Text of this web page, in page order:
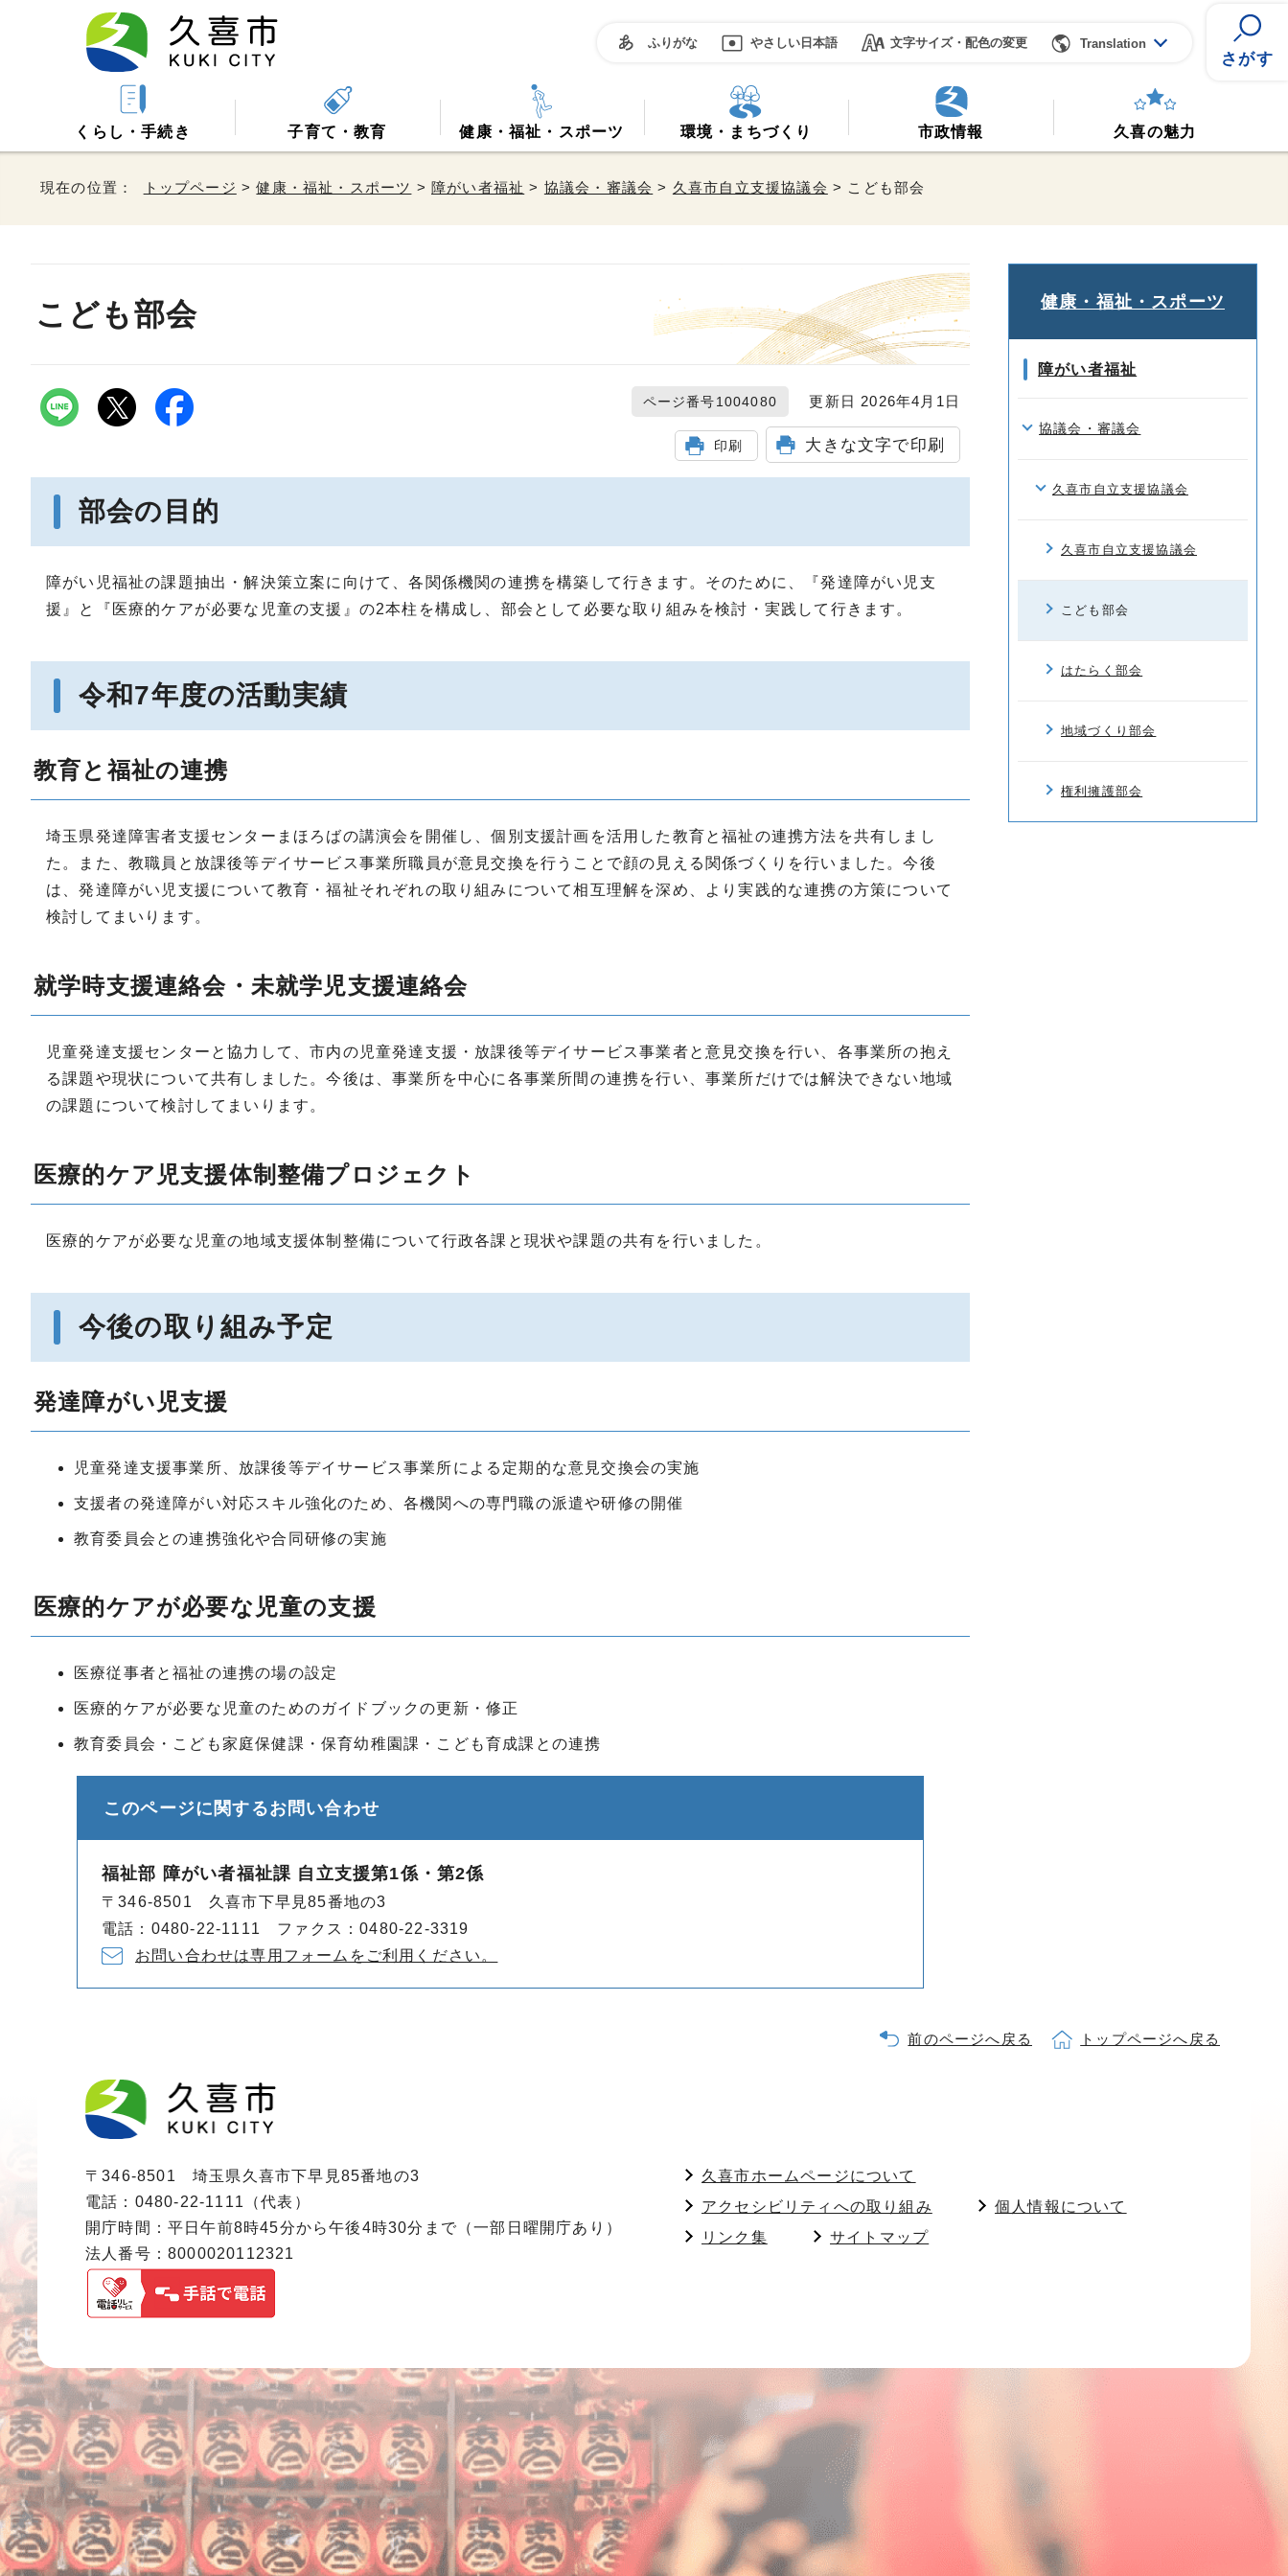
ふりがな やさしい日本語 文字サイズ・配色の変更 Translation
さがす
くらし・手続き 子育て・教育 健康・福祉・スポーツ 環境・まちづくり 市政情報 久喜の魅力
現在の位置： トップページ >健康・福祉・スポーツ >障がい者福祉 > 協議会・審議会 > 久喜市自立支援協議会 > こども部会
こども部会
ページ番号1004080 更新日 2026年4月1日
印刷 大きな文字で印刷
部会の目的
障がい児福祉の課題抽出・解決策立案に向けて、各関係機関の連携を構築して行きます。そのために、『発達障がい児支
援』と『医療的ケアが必要な児童の支援』の2本柱を構成し、部会として必要な取り組みを検討・実践して行きます。
令和7年度の活動実績
教育と福祉の連携
埼玉県発達障害者支援センターまほろばの講演会を開催し、個別支援計画を活用した教育と福祉の連携方法を共有しまし
た。また、教職員と放課後等デイサービス事業所職員が意見交換を行うことで顔の見える関係づくりを行いました。今後
は、発達障がい児支援について教育・福祉それぞれの取り組みについて相互理解を深め、より実践的な連携の方策について
検討してまいります。
就学時支援連絡会・未就学児支援連絡会
児童発達支援センターと協力して、市内の児童発達支援・放課後等デイサービス事業者と意見交換を行い、各事業所の抱え
る課題や現状について共有しました。今後は、事業所を中心に各事業所間の連携を行い、事業所だけでは解決できない地域
の課題について検討してまいります。
医療的ケア児支援体制整備プロジェクト
医療的ケアが必要な児童の地域支援体制整備について行政各課と現状や課題の共有を行いました。
今後の取り組み予定
発達障がい児支援
児童発達支援事業所、放課後等デイサービス事業所による定期的な意見交換会の実施
支援者の発達障がい対応スキル強化のため、各機関への専門職の派遣や研修の開催
教育委員会との連携強化や合同研修の実施
医療的ケアが必要な児童の支援
医療従事者と福祉の連携の場の設定
医療的ケアが必要な児童のためのガイドブックの更新・修正
教育委員会・こども家庭保健課・保育幼稚園課・こども育成課との連携
このページに関するお問い合わせ
福祉部 障がい者福祉課 自立支援第1係・第2係
〒346-8501 久喜市下早見85番地の3
電話：0480-22-1111 ファクス：0480-22-3319
お問い合わせは専用フォームをご利用ください。
健康・福祉・スポーツ
障がい者福祉
協議会・審議会
久喜市自立支援協議会
久喜市自立支援協議会
こども部会
はたらく部会
地域づくり部会
権利擁護部会
前のページへ戻る トップページへ戻る
〒346-8501 埼玉県久喜市下早見85番地の3
電話：0480-22-1111（代表）
開庁時間：平日午前8時45分から午後4時30分まで（一部日曜開庁あり）
法人番号：8000020112321
久喜市ホームページについて
アクセシビリティへの取り組み
個人情報について
リンク集
サイトマップ